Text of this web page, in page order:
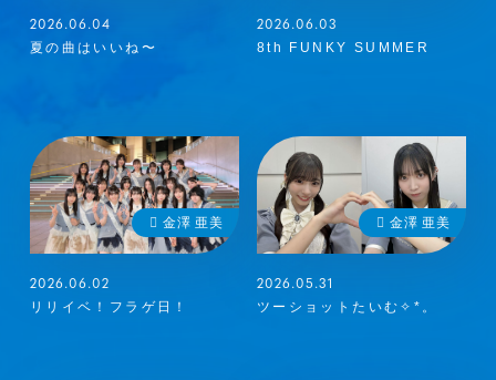
2026.06.04
夏の曲はいいね〜
2026.06.03
8th FUNKY SUMMER
金澤 亜美
2026.06.02
リリイベ！フラゲ日！
金澤 亜美
2026.05.31
ツーショットたいむ✧︎*。